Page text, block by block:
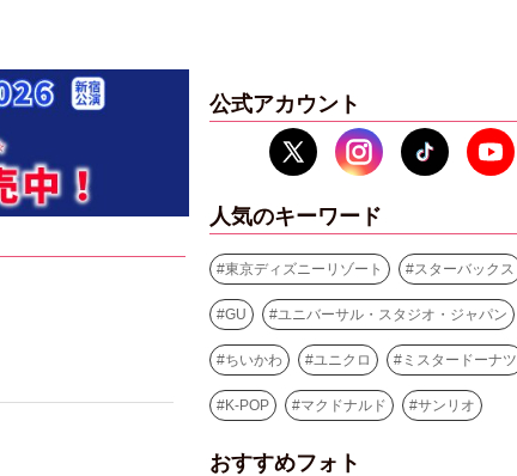
公式アカウント
人気のキーワード
#東京ディズニーリゾート #スターバックス
#GU #ユニバーサル・スタジオ・ジャパン
#ちいかわ #ユニクロ # ミスタードーナツ
#K-POP #マクドナルド #サンリオ
おすすめフォト